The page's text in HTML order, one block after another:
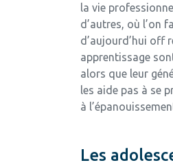
la vie
d’autres, où l’on
d’aujourd’hui off
apprentissage
alors que leur
les aide pas à se
à
Les